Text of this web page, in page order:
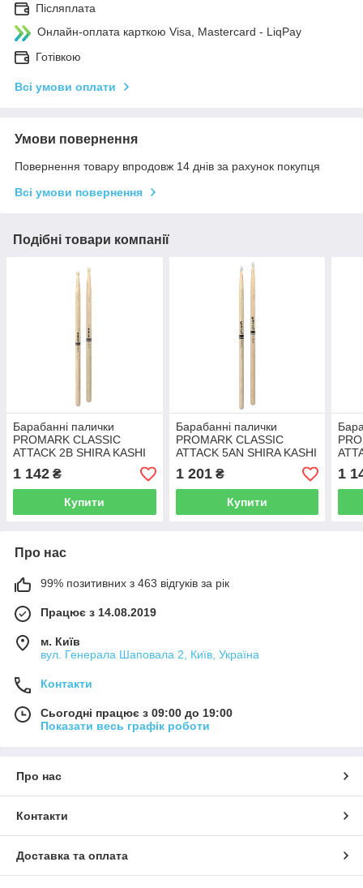
Післяплата
Онлайн-оплата карткою Visa, Mastercard - LiqPay
Готівкою
Всі умови оплати
Умови повернення
Повернення товару впродовж 14 днів за рахунок покупця
Всі умови повернення
Подібні товари компанії
Барабанні палички
PROMARK CLASSIC
ATTACK 2B SHIRA KASHI
OAK
1 142 ₴
Купити
Барабанні палички
PROMARK CLASSIC
ATTACK 5AN SHIRA KASHI
OAK
1 201₴
Купити
OAK
1
Про нас
99% позитивних з 463 відгуків за рік
Працює з 14.08.2019
м. Київ
вул. Генерала Шаповала 2, Київ, Україна
Контакти
Сьогодні працює з 09:00 до 19:00
Показати весь графік роботи
Про нас
Контакти
Доставка та оплата